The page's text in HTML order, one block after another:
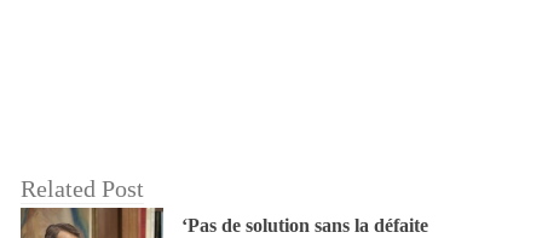
Related Post
‘Pas de solution sans la défaite